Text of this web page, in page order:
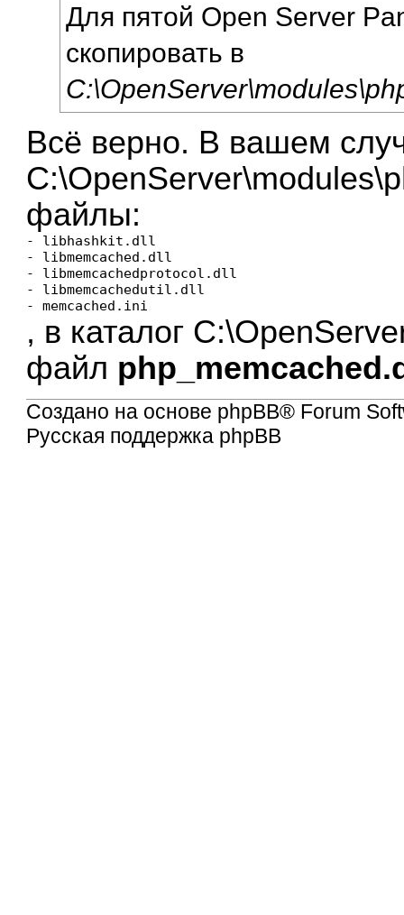
Для пятой Open Server
скопировать в
Всё верно. В вашем
файлы:
- libhashkit.dll
- libmemcached.dll
- libmemcachedprotocol.dll
- libmemcachedutil.dll
, в каталог
файл
Создано на основе phpBB® Forum
Русская поддержка phpBB